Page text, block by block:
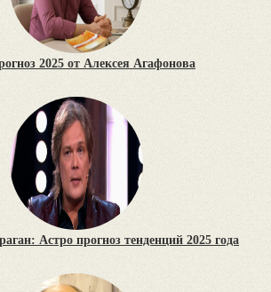
2025 от Алексея Агафонова
Астро прогноз тенденций 2025 года